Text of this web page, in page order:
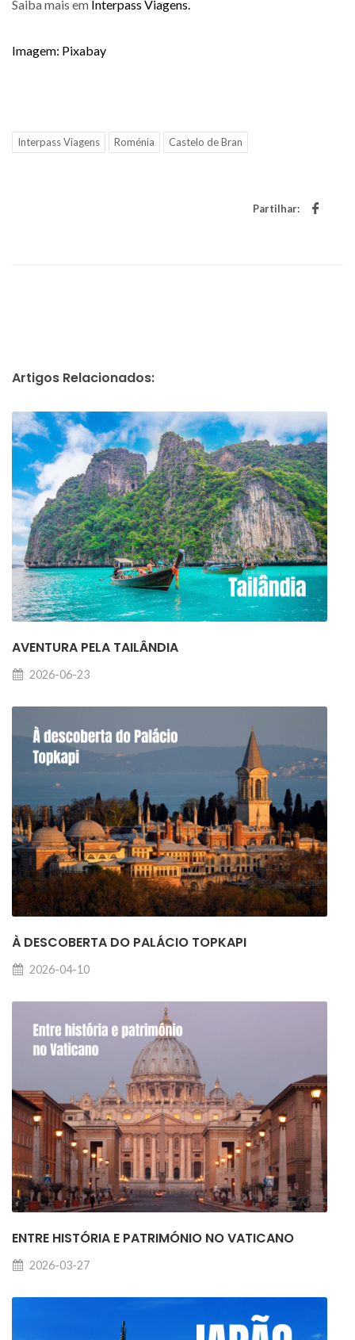
Saiba mais em Interpass Viagens.
Imagem: Pixabay
Interpass Viagens Roménia Castelo de Bran
Partilhar:
Artigos Relacionados:
AVENTURA PELA TAILÂNDIA
2026-06-23
À DESCOBERTA DO PALÁCIO TOPKAPI
2026-04-10
ENTRE HISTÓRIA E PATRIMÓNIO NO VATICANO
2026-03-27